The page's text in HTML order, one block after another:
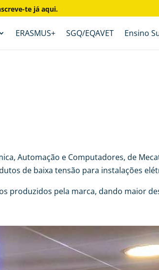
te já aqui.
ERASMUS+ SGQ/EQAVET Ensino
Automação e Computadores, de
de baixa tensão para instalações
produzidos pela marca, dando maior